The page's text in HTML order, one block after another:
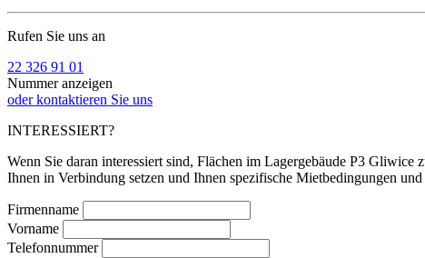
Rufen Sie uns an
22 326 91 01
Nummer anzeigen
oder kontaktieren Sie uns
INTERESSIERT?
Wenn Sie daran interessiert sind, Flächen im Lagergebäude P3
Ihnen in Verbindung setzen und Ihnen spezifische Mietbedingungen
Firmenname
Vorname
Telefonnummer